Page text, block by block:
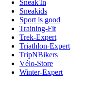
Sneak'In
Sneakids
Sport is good
Training-Fit
Trek-Expert
Triathlon-Expert
TripNBikers
Vélo-Store
Winter-Expert